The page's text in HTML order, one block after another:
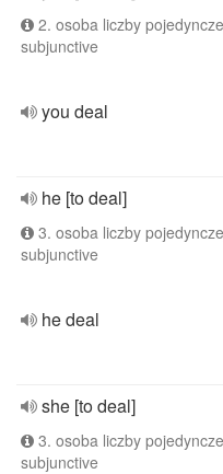
2. osoba liczby
subjunctive
you deal
he [to deal]
3. osoba liczby
subjunctive
he deal
she [to deal]
3. osoba liczby
subjunctive